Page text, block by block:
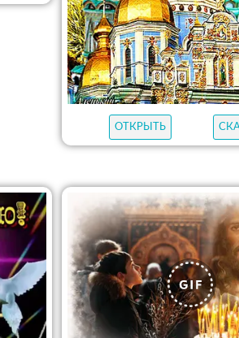
ОТКРЫТЬ